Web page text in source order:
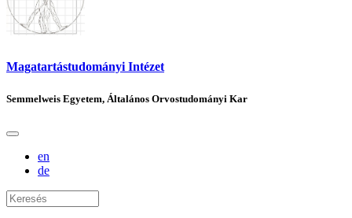
Magatartástudományi Intézet
Semmelweis Egyetem, Általános Orvostudományi Kar
en
de